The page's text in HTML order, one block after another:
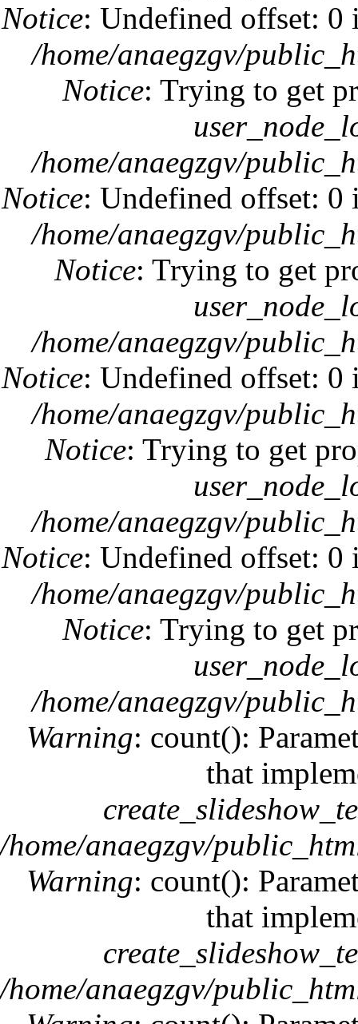
Notice: Undefined offset:
/home/anaegzgv/
Notice: Trying to get
/home/anaegzgv/
Notice: Undefined offset:
/home/anaegzgv/
Notice: Trying to get
/home/anaegzgv/
Notice: Undefined offset:
/home/anaegzgv/
Notice: Trying to get
/home/anaegzgv/
Notice: Undefined offset:
/home/anaegzgv/
Notice: Trying to get
/home/anaegzgv/
Warning: count():
that
/home/anaegzgv/
Warning: count():
that
/home/anaegzgv/